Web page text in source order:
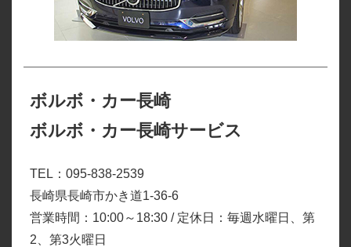
ボルボ・カー長崎
ボルボ・カー長崎サービス
TEL：095-838-2539
長崎県長崎市かき道1-36-6
営業時間：10:00～18:30 / 定休日：毎週水曜日、第
2、第3火曜日